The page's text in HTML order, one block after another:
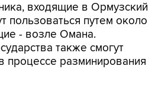
входящие в Ормузский
пользоваться путем около
- возле Омана.
также смогут
процессе разминирования